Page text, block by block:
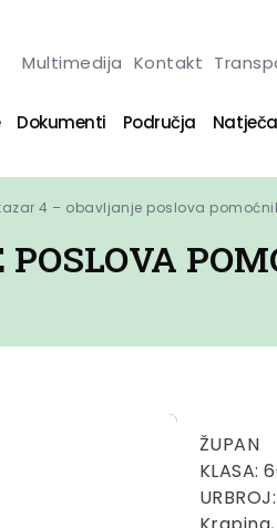
Multimedija Kontakt
Dokumenti Područja
4 – obavljanje poslova
ŽUPAN
KLASA: